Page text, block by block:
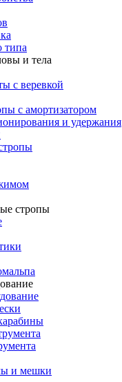
типа
и тела
с веревкой
с амортизатором
и удержания
стропы
и мешки